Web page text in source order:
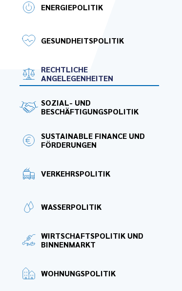
ENERGIEPOLITIK
GESUNDHEITSPOLITIK
RECHTLICHE
ANGELEGENHEITEN
SOZIAL- UND
BESCHÄFTIGUNGSPOLITIK
SUSTAINABLE FINANCE UND
FÖRDERUNGEN
VERKEHRSPOLITIK
WASSERPOLITIK
WIRTSCHAFTSPOLITIK UND
BINNENMARKT
WOHNUNGSPOLITIK